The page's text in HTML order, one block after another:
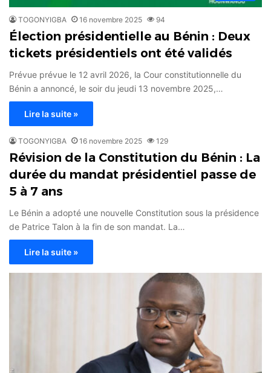
TOGONYIGBA 16 novembre 2025 94
Élection présidentielle au Bénin : Deux
tickets présidentiels ont été validés
Prévue prévue le 12 avril 2026, la Cour constitutionnelle du
Bénin a annoncé, le soir du jeudi 13 novembre 2025,…
Lire la suite »
TOGONYIGBA 16 novembre 2025 129
Révision de la Constitution du Bénin : La
durée du mandat présidentiel passe de
5 à 7 ans
Le Bénin a adopté une nouvelle Constitution sous la présidence
de Patrice Talon à la fin de son mandat. La…
Lire la suite »